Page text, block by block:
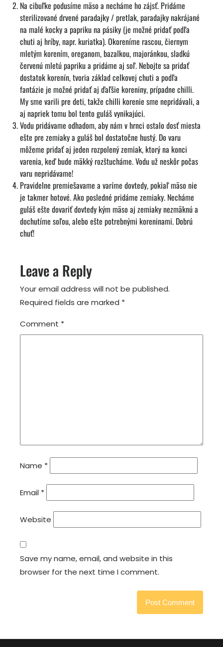
Na cibuľke podusíme mäso a necháme ho zájsť. Pridáme
sterilizované drvené paradajky / pretlak, paradajky nakrájané
na malé kocky a papriku na pásiky (je možné pridať podľa
chuti aj hríby, napr. kuriatka). Okoreníme rascou, čiernym
mletým korením, oreganom, bazalkou, majoránkou, sladkú
červenú mletú papriku a pridáme aj soľ. Nebojte sa pridať
dostatok korenín, tvoria základ celkovej chuti a podľa
fantázie je možné pridať aj ďaľšie koreniny, prípadne chilli.
My sme varili pre deti, takže chilli korenie sme nepridávali, a
aj napriek tomu bol tento guláš vynikajúci.
Vodu pridávame odhadom, aby nám v hrnci ostalo dosť miesta
ešte pre zemiaky a guláš bol dostatočne hustý. Do varu
môžeme pridať aj jeden rozpolený zemiak, ktorý na konci
varenia, keď bude mäkký rozštucháme. Vodu už neskôr počas
varu nepridávame!
Pravidelne premiešavame a varíme dovtedy, pokiaľ mäso nie
je takmer hotové. Ako posledné pridáme zemiaky. Necháme
guláš ešte dovariť dovtedy kým mäso aj zemiaky nezmäknú a
dochutíme soľou, alebo ešte potrebnými koreninami. Dobrú
chuť!
Leave a Reply
Your email address will not be published.
Required fields are marked *
Comment *
Name *
Email *
Website
Save my name, email, and website in this
browser for the next time I comment.